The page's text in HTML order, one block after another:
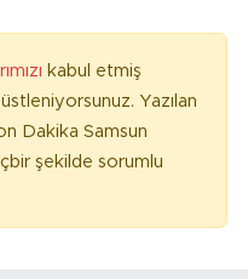
kabul etmiş
Yazılan
Dakika Samsun
şekilde sorumlu